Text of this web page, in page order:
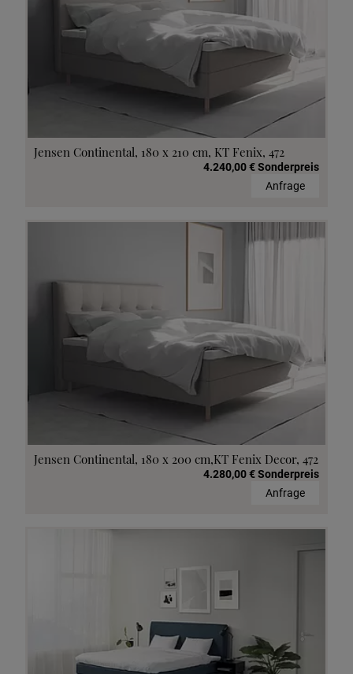
Jensen Continental, 180 x 210 cm, KT Fenix, 472
4.240,00 € Sonderpreis
Anfrage
Jensen Continental, 180 x 200 cm,KT Fenix Decor, 472
4.280,00 € Sonderpreis
Anfrage